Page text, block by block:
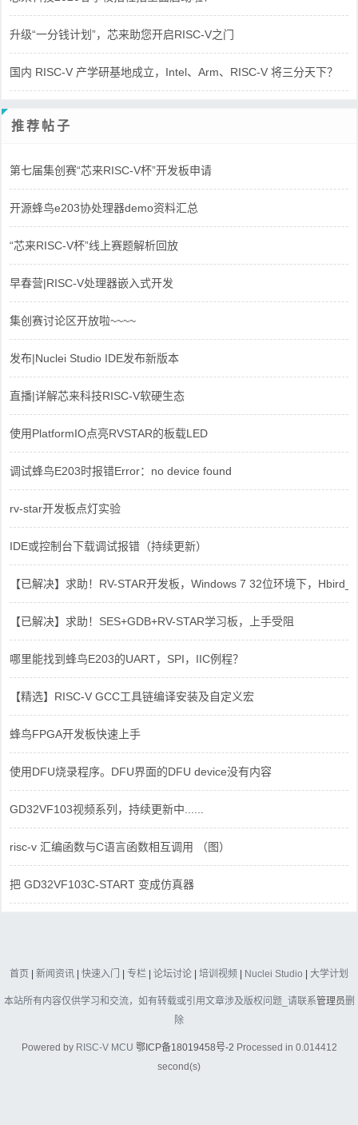
升级“一分钱计划”，芯来助您开启RISC-V之门
国内 RISC-V 产学研基地成立，Intel、Arm、RISC-V 将三分天下？
推荐帖子
第七届集创赛“芯来RISC-V杯”开发板申请
开源蜂鸟e203协处理器demo资料汇总
“芯来RISC-V杯”线上赛题解析回放
早春营|RISC-V处理器嵌入式开发
集创赛讨论区开放啦~~~~
发布|Nuclei Studio IDE发布新版本
直播|详解芯来科技RISC-V软硬生态
使用PlatformIO点亮RVSTAR的板载LED
调试蜂鸟E203时报错Error：no device found
rv-star开发板点灯实验
IDE或控制台下载调试报错（持续更新）
【已解决】求助！RV-STAR开发板，Windows 7 32位环境下，
【已解决】求助！SES+GDB+RV-STAR学习板，上手受阻
哪里能找到蜂鸟E203的UART，SPI，IIC例程？
【精选】RISC-V GCC工具链编译安装及自定义宏
蜂鸟FPGA开发板快速上手
使用DFU烧录程序。DFU界面的DFU device没有内容
GD32VF103视频系列，持续更新中......
risc-v 汇编函数与C语言函数相互调用 （图）
把 GD32VF103C-START 变成仿真器
首页 | 新闻资讯 | 快速入门 | 专栏 | 论坛讨论 | 培训视频 | Nuclei Studio | 大学计划
本站所有内容仅供学习和交流，如有转载或引用文章涉及版权问题_请联系管理员删
除
Powered by RISC-V MCU 鄂ICP备18019458号-2 Processed in 0.014412
second(s)